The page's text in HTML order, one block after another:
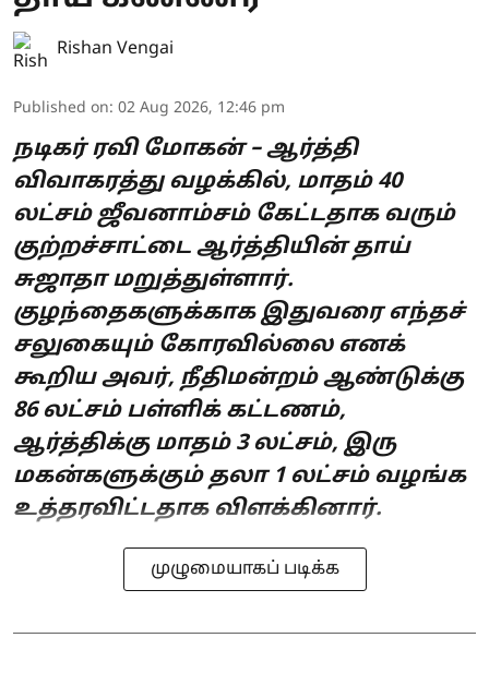
Rishan Vengai
Published on: 02 Aug 2026, 12:46 pm
நடிகர் ரவி மோகன் – ஆர்த்தி
விவாகரத்து வழக்கில், மாதம் 40
லட்சம் ஜீவனாம்சம் கேட்டதாக வரும்
குற்றச்சாட்டை ஆர்த்தியின் தாய்
சுஜாதா மறுத்துள்ளார்.
குழந்தைகளுக்காக இதுவரை எந்தச்
சலுகையும் கோரவில்லை எனக்
கூறிய அவர், நீதிமன்றம் ஆண்டுக்கு
86 லட்சம் பள்ளிக் கட்டணம்,
ஆர்த்திக்கு மாதம் 3 லட்சம், இரு
மகன்களுக்கும் தலா 1 லட்சம் வழங்க
உத்தரவிட்டதாக விளக்கினார்.
முழுமையாகப் படிக்க